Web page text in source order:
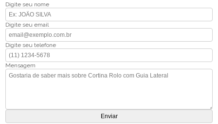
Digite seu nome
Digite seu email
Digite seu telefone
Mensagem